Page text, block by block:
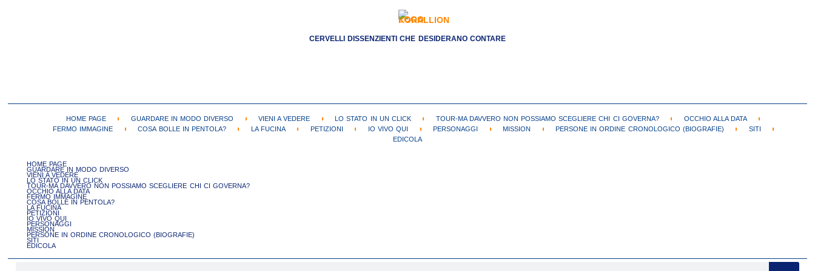
CERVELLI DISSENZIENTI CHE DESIDERANO CONTARE
HOME PAGE GUARDARE IN MODO DIVERSO VIENI A VEDERE LO STATO IN UN CLICK TOUR-MA DAVVERO NON POSSIAMO SCEGLIERE CHI CI GOVERNA?
OCCHIO ALLA DATA
FERMO IMMAGINE
COSA BOLLE IN PENTOLA? LA FUCINA PETIZIONI IO VIVO QUI PERSONAGGI MISSION PERSONE IN ORDINE CRONOLOGICO (BIOGRAFIE)
SITI
EDICOLA
HOME PAGE
GUARDARE IN MODO DIVERSO
VIENI A VEDERE
LO STATO IN UN CLICK
TOUR-MA DAVVERO NON POSSIAMO SCEGLIERE CHI CI GOVERNA?
OCCHIO ALLA DATA
FERMO IMMAGINE
COSA BOLLE IN PENTOLA?
LA FUCINA
PETIZIONI
IO VIVO QUI
PERSONAGGI
MISSION
PERSONE IN ORDINE CRONOLOGICO (BIOGRAFIE)
SITI
EDICOLA